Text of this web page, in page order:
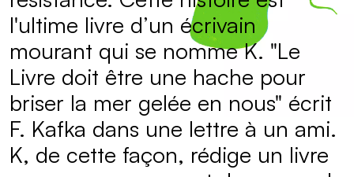
l'ultime livre d’un écrivain
mourant qui se nomme K. "Le
Livre doit être une hache pour
briser la mer gelée en nous" écrit
F. Kafka dans une lettre à un ami.
K, de cette façon, rédige un livre